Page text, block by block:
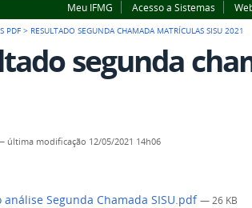
Meu IFMG Acesso a Sistemas
PDF > RESULTADO SEGUNDA CHAMADA MATRÍCULAS SISU 2021
segunda
última modificação 12/05/2021 14h06
análise Segunda Chamada SISU.pdf— 26 KB